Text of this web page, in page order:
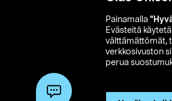
Painamalla
Evästeitä
välttämättömät,
verkkosivuston
perua